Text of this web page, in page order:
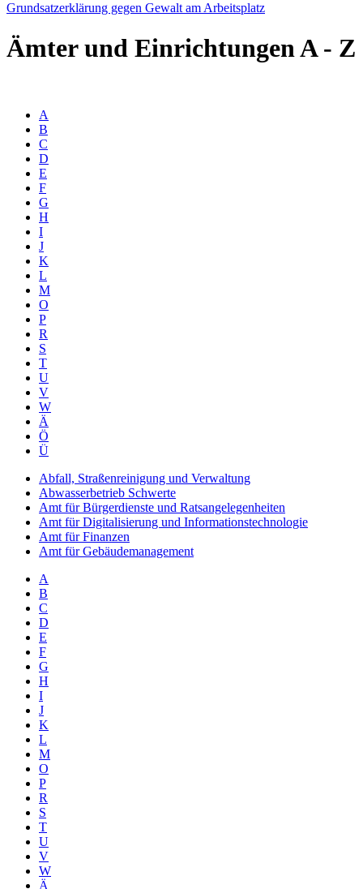
Grundsatzerklärung gegen Gewalt am Arbeitsplatz
Ämter und EinrichtungenA - Z
A
B
C
D
E
F
G
H
I
J
K
L
M
O
P
R
S
T
U
V
W
Ä
Ö
Ü
Abfall, Straßenreinigung und Verwaltung
Abwasserbetrieb Schwerte
Amt für Bürgerdienste und Ratsangelegenheiten
Amt für Digitalisierung und Informationstechnologie
Amt für Finanzen
Amt für Gebäudemanagement
A
B
C
D
E
F
G
H
I
J
K
L
M
O
P
R
S
T
U
V
W
Ä